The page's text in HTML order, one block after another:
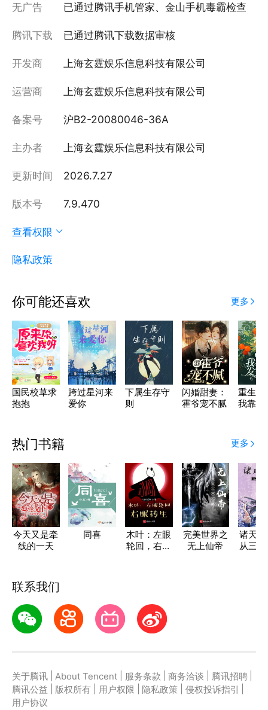
无广告 已通过腾讯手机管家、金山手机毒霸检查
腾讯下载 已通过腾讯下载数据审核
开发商 上海玄霆娱乐信息科技有限公司
运营商 上海玄霆娱乐信息科技有限公司
备案号 沪B2-20080046-36A
主办者 上海玄霆娱乐信息科技有限公司
更新时间 2026.7.27
版本号 7.9.470
查看权限
隐私政策
你可能还喜欢 更多
国民校草求
抱抱
跨过星河来
爱你
下属生存守
则
闪婚甜妻：
霍爷宠不腻
重生年
我靠玄
热门书籍 更多
今天又是牵
线的一天
同喜
木叶：左眼
轮回，右眼
完美世界之
无上仙帝
诸天
从三
联系我们
关于腾讯 About Tencent 服务条款 商务洽谈 腾讯招聘
腾讯公益
版权所有 用户权限 隐私政策 侵权投诉指引
用户协议